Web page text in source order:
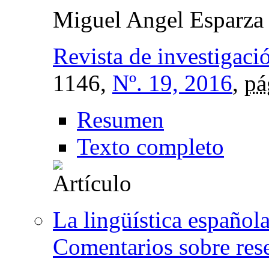
Miguel Angel Esparza
Revista de
1146, Nº. 19, 2016,
Resumen
Texto completo
La lingüística
Comentarios sobre